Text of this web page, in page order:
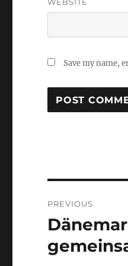
Save my name,
navigation
PREVIOUS
Previous